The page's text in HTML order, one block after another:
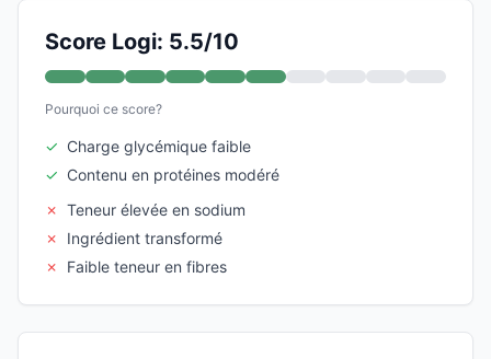
Score Logi: 5.5/10
Pourquoi ce score?
✓ Charge glycémique faible
✓ Contenu en protéines modéré
✗ Teneur élevée en sodium
✗
Ingrédient transformé
✗
Faible teneur en fibres